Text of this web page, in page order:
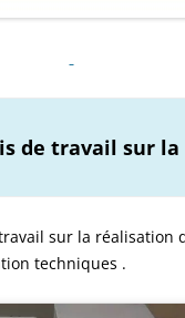
de travail sur
sur la réalisation
techniques .